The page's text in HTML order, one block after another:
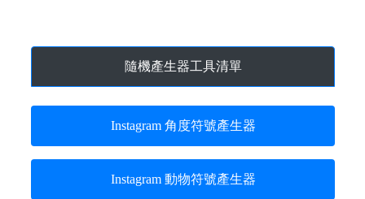
隨機產生器工具清單
Instagram 角度符號產生器
Instagram 動物符號產生器